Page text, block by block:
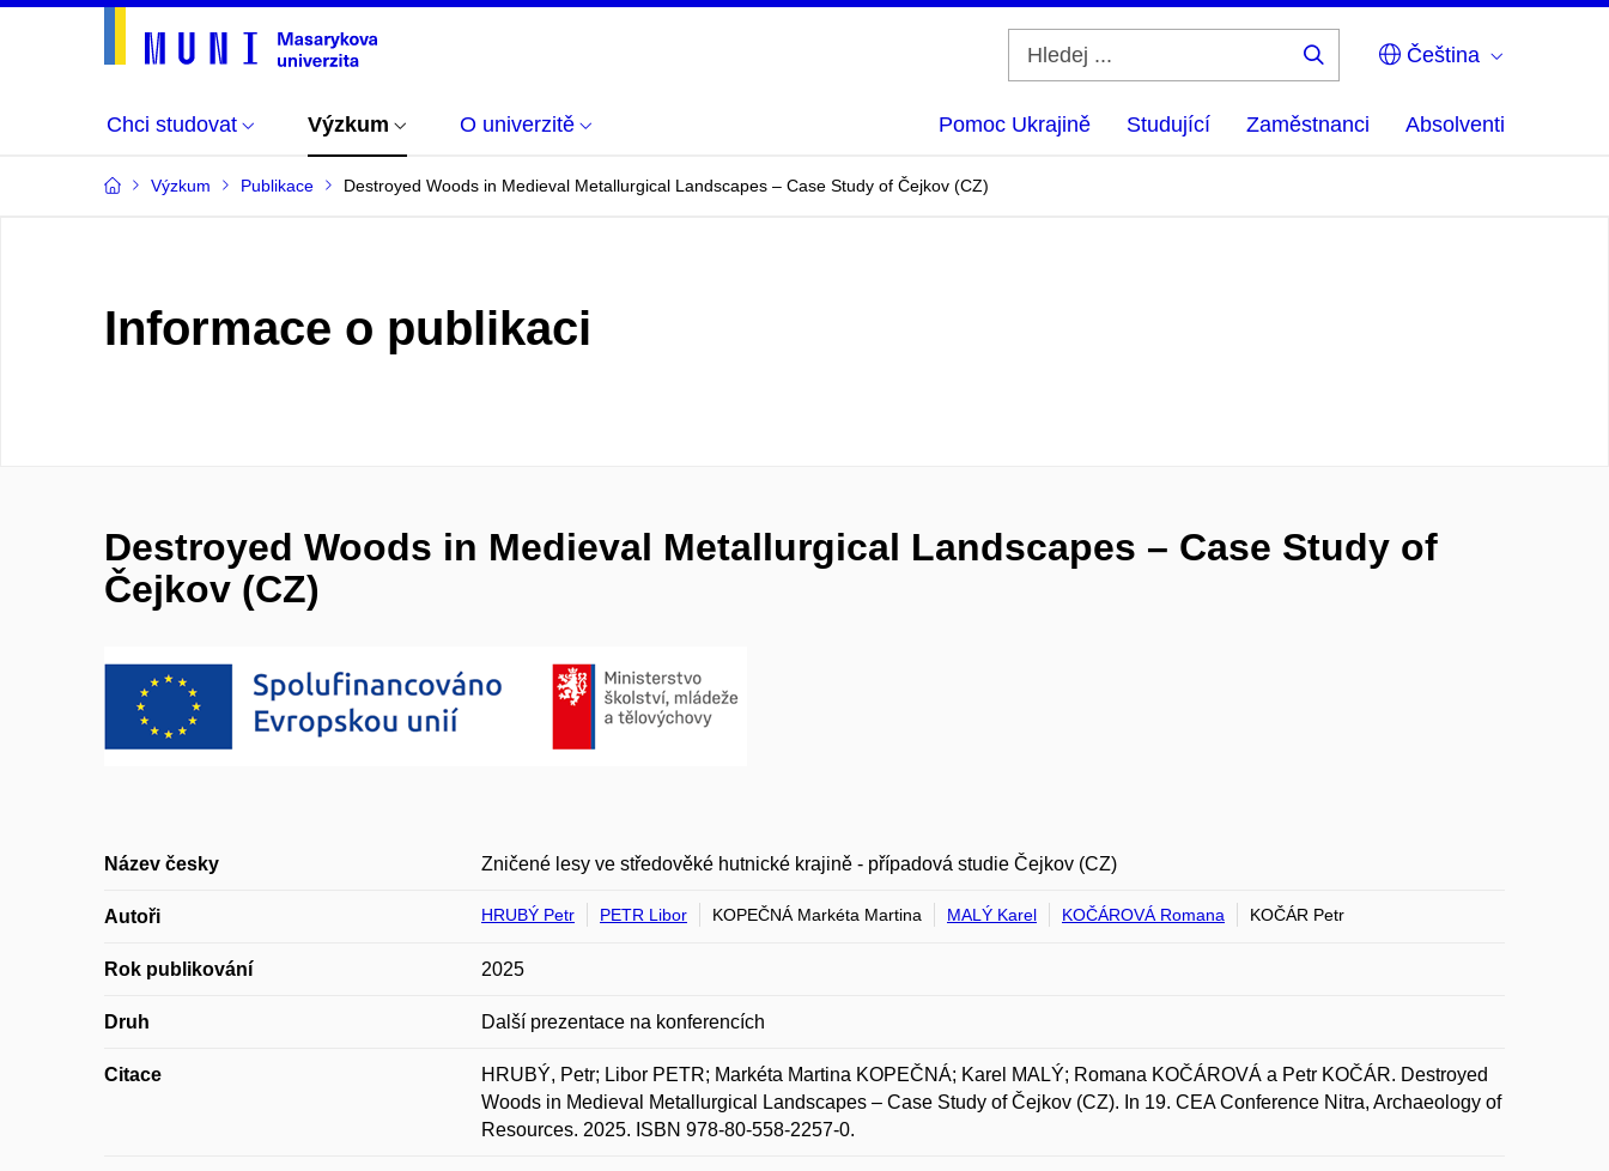
Čeština
Chci studovat Výzkum O univerzitě Pomoc Ukrajině Studující Zaměstnanci Absolventi
Výzkum Publikace Destroyed Woods in Medieval Metallurgical Landscapes – Case Study of Čejkov (CZ)
Informace o publikaci
Destroyed Woods in Medieval Metallurgical Landscapes – Case Study of
Čejkov (CZ)
Název česky Zničené lesy ve středověké hutnické krajině - případová studie Čejkov (CZ)
Autoři HRUBÝ Petr PETR Libor KOPEČNÁ Markéta Martina MALÝ Karel KOČÁROVÁ Romana KOČÁR Petr
Rok publikování 2025
Druh Další prezentace na konferencích
Citace
HRUBÝ, Petr; Libor PETR; Markéta Martina KOPEČNÁ; Karel MALÝ; Romana KOČÁROVÁ a Petr KOČÁR. Destroyed
Woods in Medieval Metallurgical Landscapes – Case Study of Čejkov (CZ). In 19. CEA Conference Nitra, Archaeology of
Resources. 2025. ISBN 978-80-558-2257-0.